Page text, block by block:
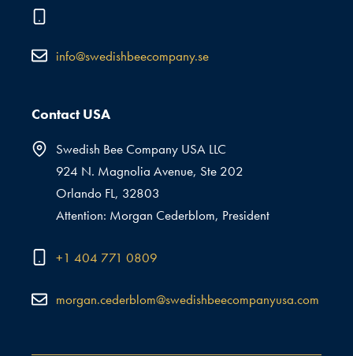
info@swedishbeecompany.se
Contact USA
Swedish Bee Company USA LLC
924 N. Magnolia Avenue, Ste 202
Orlando FL, 32803
Attention: Morgan Cederblom, President
+1 404 771 0809
morgan.cederblom@swedishbeecompanyusa.com